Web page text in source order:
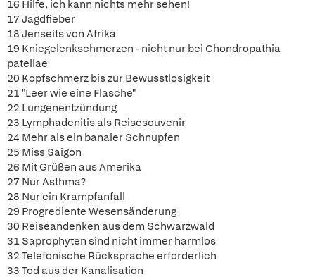
16 Hilfe, ich kann nichts mehr sehen!
17 Jagdfieber
18 Jenseits von Afrika
19 Kniegelenkschmerzen - nicht nur bei Chondropathia
patellae
20 Kopfschmerz bis zur Bewusstlosigkeit
21 "Leer wie eine Flasche"
22 Lungenentzündung
23 Lymphadenitis als Reisesouvenir
24 Mehr als ein banaler Schnupfen
25 Miss Saigon
26 Mit Grüßen aus Amerika
27 Nur Asthma?
28 Nur ein Krampfanfall
29 Progrediente Wesensänderung
30 Reiseandenken aus dem Schwarzwald
31 Saprophyten sind nicht immer harmlos
32 Telefonische Rücksprache erforderlich
33 Tod aus der Kanalisation